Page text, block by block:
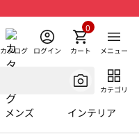
カタログ ログイン カート
0
メニュー
カテゴリ
メンズ インテリア